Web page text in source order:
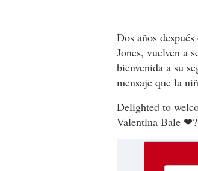
Dos años
Jones, vuelven a
bienvenida a su
mensaje que la
Delighted to
Valentina Bale